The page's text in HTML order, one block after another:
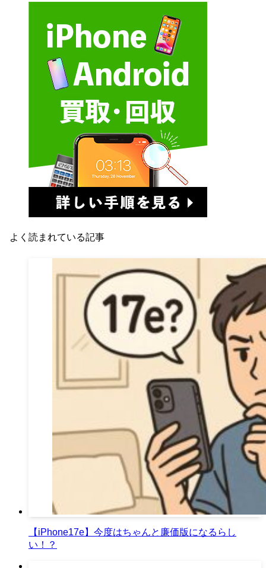
よく読まれている記事
【iPhone17e】今度はちゃんと廉価版になるらし
い！？